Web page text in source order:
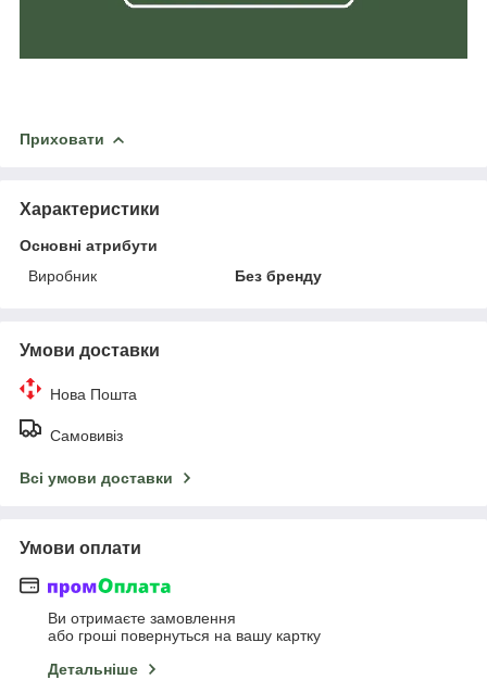
Приховати
Характеристики
Основні атрибути
Виробник
Без бренду
Умови доставки
Нова Пошта
Самовивіз
Всі умови доставки
Умови оплати
Ви отримаєте замовлення
або гроші повернуться на вашу картку
Детальніше